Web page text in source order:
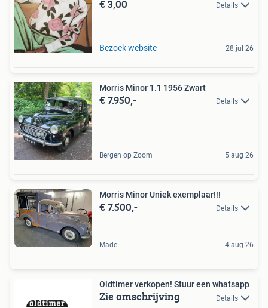
€ 3,00 Details
Bezoek website 28 jul 26
Morris Minor 1.1 1956 Zwart
€ 7.950,- Details
Bergen op Zoom 5 aug 26
Morris Minor Uniek exemplaar!!!
€ 7.500,- Details
Made 4 aug 26
Oldtimer verkopen! Stuur een whatsapp
Zie omschrijving Details